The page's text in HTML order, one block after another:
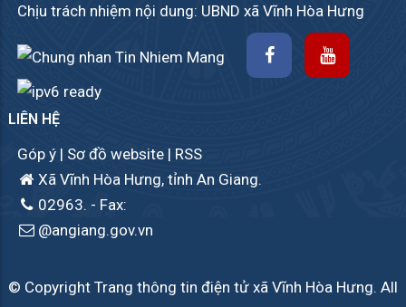
Chịu trách nhiệm nội dung: UBND xã Vĩnh Hòa Hưng
LIÊN HỆ
Góp ý | Sơ đồ website | RSS
Xã Vĩnh Hòa Hưng, tỉnh An Giang.
02963. - Fax:
@angiang.gov.vn
© Copyright Trang thông tin điện tử xã Vĩnh Hòa Hưng. All